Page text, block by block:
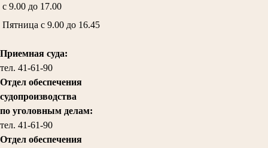
с 9.00 до 17.00
Пятница с 9.00 до 16.45
Приемная суда:
тел. 41-61-90
Отдел обеспечения
судопроизводства
по уголовным делам:
тел. 41-61-90
Отдел обеспечения